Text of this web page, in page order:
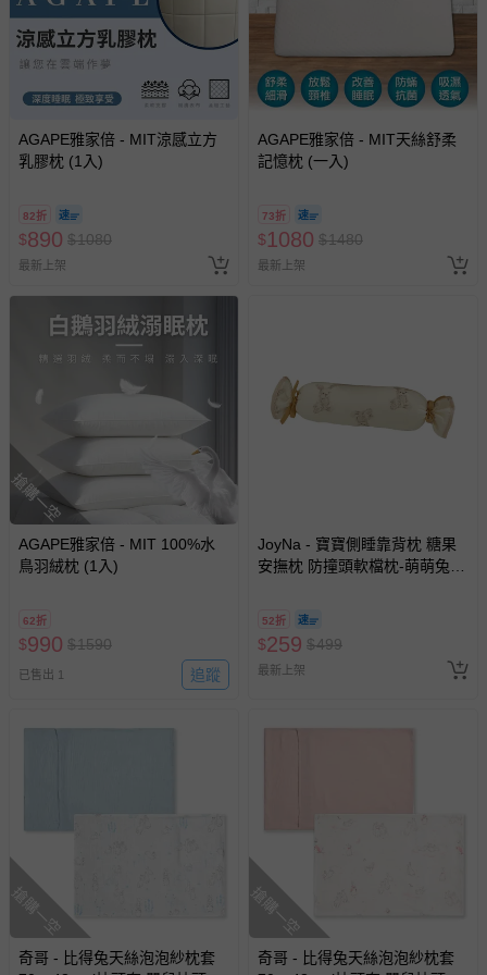
AGAPE雅家倍 - MIT涼感立方
乳膠枕 (1入)
82折
$890 $1080
最新上架
AGAPE雅家倍 - MIT天絲舒柔
記憶枕 (一入)
73折
$1080 $1480
最新上架
搶購一空
AGAPE雅家倍 - MIT 100%水
鳥羽絨枕 (1入)
62折
$990 $1590
已售出 1 追蹤
JoyNa - 寶寶側睡靠背枕 糖果
安撫枕 防撞頭軟檔枕-萌萌兔
52折
$259 $499
最新上架
搶購一空
奇哥 - 比得兔天絲泡泡紗枕套
搶購一空
奇哥 - 比得兔天絲泡泡紗枕套